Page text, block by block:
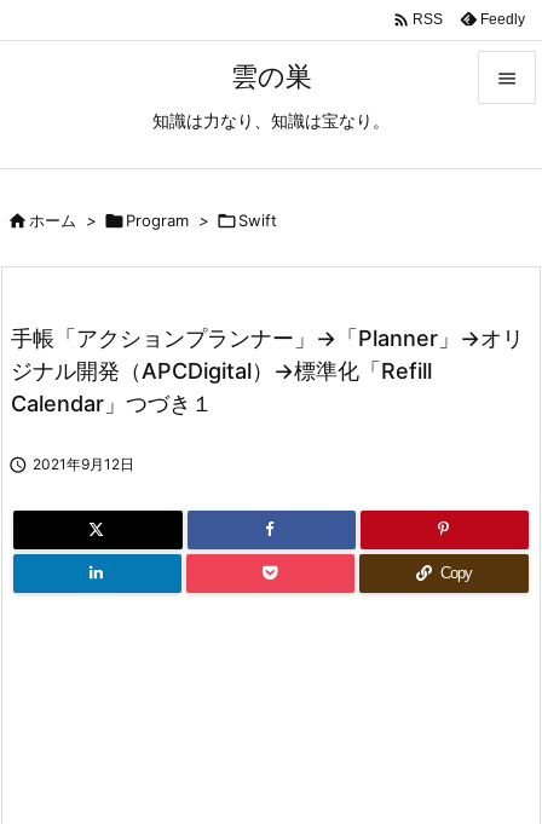
雲の巣
知識は力なり、知識は宝なり。

次へ
 RSS Feedly
ホーム > Program > Swift
手帳「アクションプランナー」→「Planner」→オリ
ジナル開発（APCDigital）→標準化「Refill
Calendar」つづき１
 2021年9月12日
Copy